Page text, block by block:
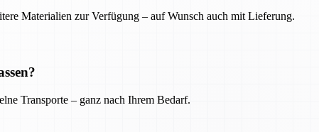
Materialien zur Verfügung – auf Wunsch auch mit Lieferung.
Transporte – ganz nach Ihrem Bedarf.